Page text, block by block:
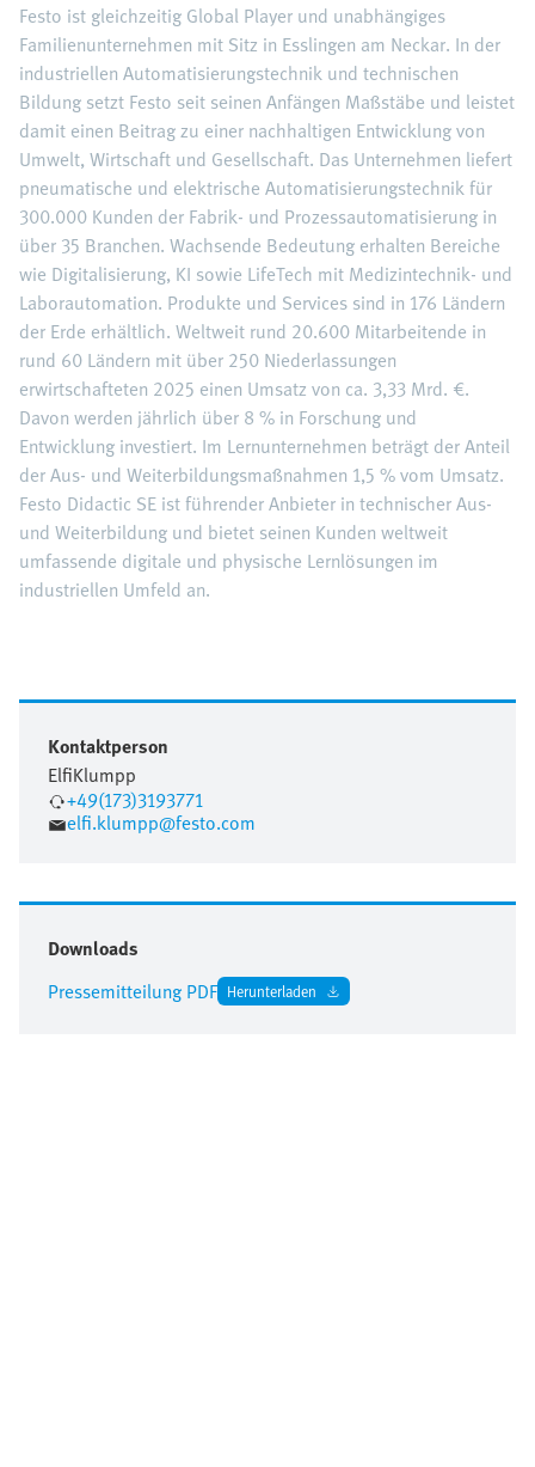
Festo ist gleichzeitig Global Player und unabhängiges
Familienunternehmen mit Sitz in Esslingen am Neckar. In der
industriellen Automatisierungstechnik und technischen
Bildung setzt Festo seit seinen Anfängen Maßstäbe und leistet
damit einen Beitrag zu einer nachhaltigen Entwicklung von
Umwelt, Wirtschaft und Gesellschaft. Das Unternehmen liefert
pneumatische und elektrische Automatisierungstechnik für
300.000 Kunden der Fabrik- und Prozessautomatisierung in
über 35 Branchen. Wachsende Bedeutung erhalten Bereiche
wie Digitalisierung, KI sowie LifeTech mit Medizintechnik- und
Laborautomation. Produkte und Services sind in 176 Ländern
der Erde erhältlich. Weltweit rund 20.600 Mitarbeitende in
rund 60 Ländern mit über 250 Niederlassungen
erwirtschafteten 2025 einen Umsatz von ca. 3,33 Mrd. €.
Davon werden jährlich über 8 % in Forschung und
Entwicklung investiert. Im Lernunternehmen beträgt der Anteil
der Aus- und Weiterbildungsmaßnahmen 1,5 % vom Umsatz.
Festo Didactic SE ist führender Anbieter in technischer Aus-
und Weiterbildung und bietet seinen Kunden weltweit
umfassende digitale und physische Lernlösungen im
industriellen Umfeld an.
Kontaktperson
ElfiKlumpp
+49(173)3193771
elfi.klumpp@festo.com
Downloads
Pressemitteilung PDF Herunterladen